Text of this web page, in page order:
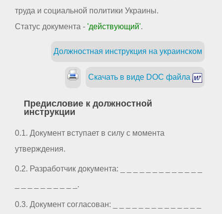
труда и социальной политики Украины.
Статус документа - 'действующий'.
Должностная инструкция на украинском
Скачать в виде DOC файла
Предисловие к должностной
инструкции
0.1. Документ вступает в силу с момента
утверждения.
0.2. Разработчик документа: _ _ _ _ _ _ _ _ _ _ _ _ _
_ _ _ _ _ _ _ _ _ _.
0.3. Документ согласован: _ _ _ _ _ _ _ _ _ _ _ _ _ _